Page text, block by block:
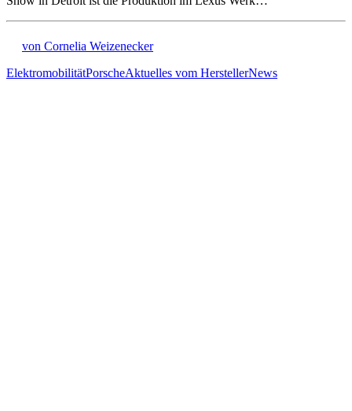
von Cornelia Weizenecker
ElektromobilitätPorscheAktuelles vom HerstellerNews